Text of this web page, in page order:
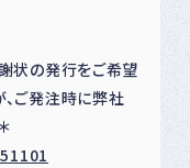
状の発行をご希望
ご発注時に弊社